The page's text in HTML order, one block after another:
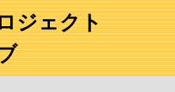
ジェクト